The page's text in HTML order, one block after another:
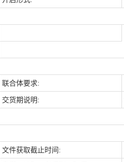
联合体要求:
交货期说明:
文件获取截止时间: